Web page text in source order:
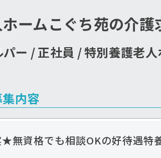
ームこぐち苑の介護
ー / 正社員 / 特別養護老人
内容
★無資格でも相談OKの好待遇特